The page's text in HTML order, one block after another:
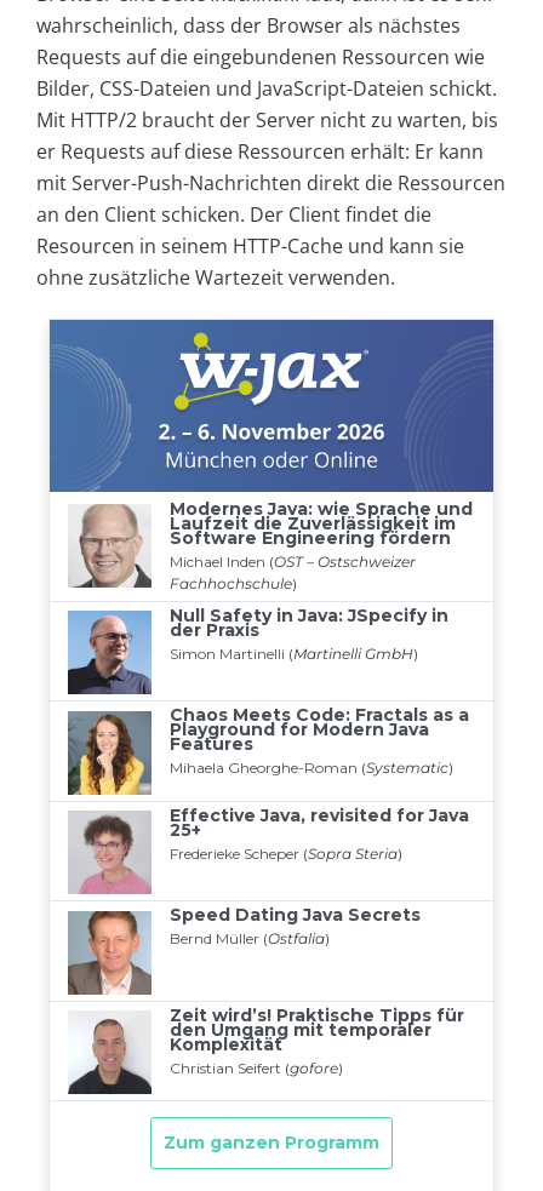
wahrscheinlich, dass der Browser als nächstes
Requests auf die eingebundenen Ressourcen wie
Bilder, CSS-Dateien und JavaScript-Dateien schickt.
Mit HTTP/2 braucht der Server nicht zu warten, bis
er Requests auf diese Ressourcen erhält: Er kann
mit Server-Push-Nachrichten direkt die Ressourcen
an den Client schicken. Der Client findet die
Resourcen in seinem HTTP-Cache und kann sie
ohne zusätzliche Wartezeit verwenden.